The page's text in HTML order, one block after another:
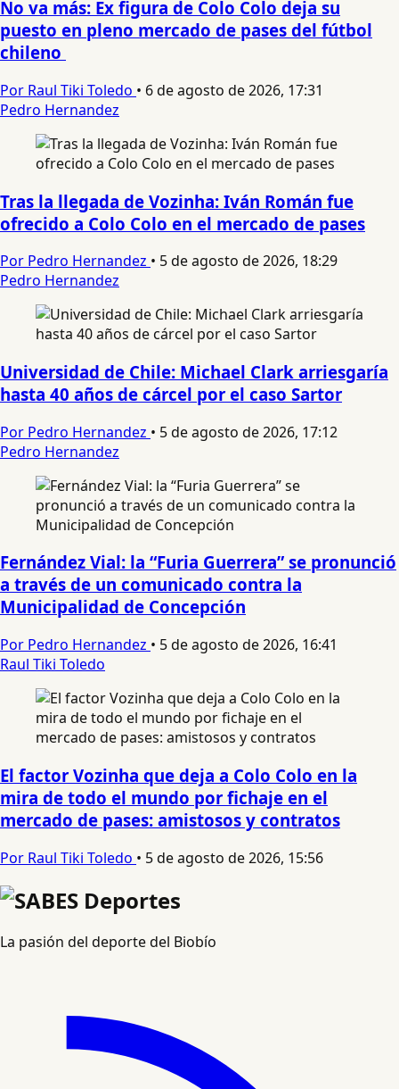
No va más: Ex figura de Colo Colo deja su
puesto en pleno mercado de pases del fútbol
chileno
Por Raul Tiki Toledo • 6 de agosto de 2026, 17:31
Pedro Hernandez
Tras la llegada de Vozinha: Iván Román fue
ofrecido a Colo Colo en el mercado de pases
Por Pedro Hernandez • 5 de agosto de 2026, 18:29
Pedro Hernandez
Universidad de Chile: Michael Clark arriesgaría
hasta 40 años de cárcel por el caso Sartor
Por Pedro Hernandez • 5 de agosto de 2026, 17:12
Pedro Hernandez
Fernández Vial: la “Furia Guerrera” se pronunció
a través de un comunicado contra la
Municipalidad de Concepción
Por Pedro Hernandez • 5 de agosto de 2026, 16:41
Raul Tiki Toledo
El factor Vozinha que deja a Colo Colo en la
mira de todo el mundo por fichaje en el
mercado de pases: amistosos y contratos
Por Raul Tiki Toledo • 5 de agosto de 2026, 15:56
La pasión del deporte del Biobío